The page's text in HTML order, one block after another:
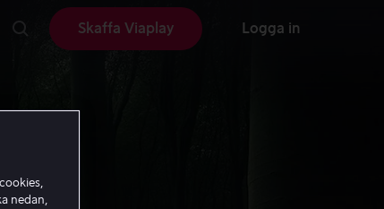
Skaffa Viaplay Logga in
nedan,